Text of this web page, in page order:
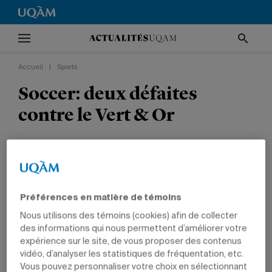
Accueil Sports
Soccer: deux défaites
contre le Vert & Or
22 janvier 2013 à 15 h 01
Mis à jour le 17 septembre 2014 à 18 h 09
Préférences en matière de témoins
Nous utilisons des témoins (cookies) afin de collecter
des informations qui nous permettent d’améliorer votre
expérience sur le site, de vous proposer des contenus
vidéo, d’analyser les statistiques de fréquentation, etc.
Vous pouvez personnaliser votre choix en sélectionnant